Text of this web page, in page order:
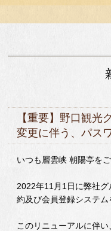
【重要】野口観光
変更に伴う、パス
いつも層雲峡 朝陽亭を
2022年11月1日に弊社
約及び会員登録システム
このリニューアルに伴